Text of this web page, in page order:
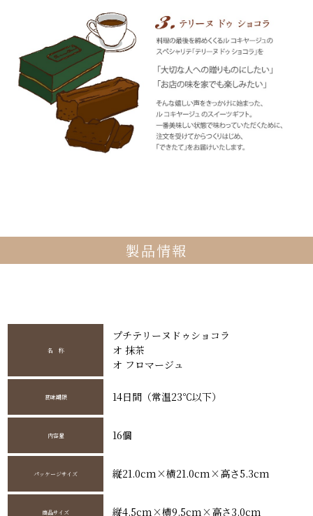
製品情報
名 称
プチテリーヌドゥショコラ
オ 抹茶
オ フロマージュ
賞味期限 14日間（常温23℃以下）
内容量 16個
パッケージサイズ 縦21.0cm×横21.0cm×高さ5.3cm
商品サイズ 縦4.5cm×横9.5cm×高さ3.0cm